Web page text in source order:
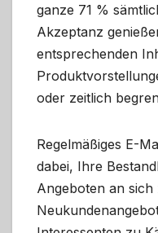
ganze 71 %
Akzeptanz
entsprechenden
oder zeitlich
Regelmäßiges E-
dabei, Ihre
Angeboten an